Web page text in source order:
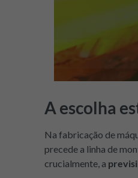
A escolha
Na fabricação de
precede a linha de
crucialmente, a